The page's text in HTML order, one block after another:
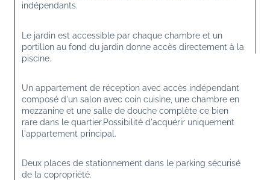
indépendants.
Le jardin est accessible par chaque chambre et un
portillon au fond du jardin donne accès directement à la
piscine.
Un appartement de réception avec accès indépendant
composé d'un salon avec coin cuisine, une chambre en
mezzanine et une salle de douche complète ce bien
rare dans le quartier.Possibilité d'acquérir uniquement
l'appartement principal.
Deux places de stationnement dans le parking sécurisé
de la copropriété.